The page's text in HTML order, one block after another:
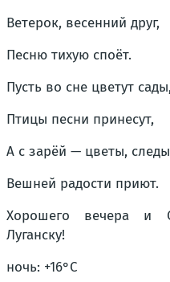
Ветерок, весенний друг,
Песню тихую споёт.
Пусть во сне цветут
Птицы песни принесут,
А с зарёй — цветы,
Вешней радости приют.
Хорошего вечера и
Луганску!
ночь: +16°С